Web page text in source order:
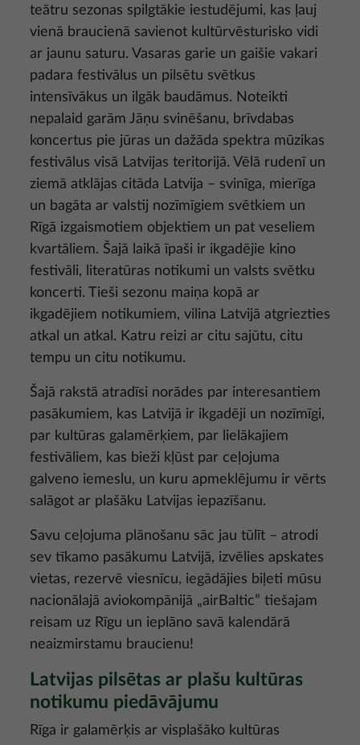
teātru sezonas spilgtākie iestudējumi, kas ļauj
vienā braucienā savienot kultūrvēsturisko vidi
ar jaunu saturu. Vasaras garie un gaišie vakari
padara festivālus un pilsētu svētkus
intensīvākus un ilgāk baudāmus. Noteikti
nepalaid garām Jāņu svinēšanu, brīvdabas
koncertus pie jūras un dažāda spektra mūzikas
festivālus visā Latvijas teritorijā. Vēlā rudenī un
ziemā atklājas citāda Latvija – svinīga, mierīga
un bagāta ar valstij nozīmīgiem svētkiem un
Rīgā izgaismotiem objektiem un pat veseliem
kvartāliem. Šajā laikā īpaši ir ikgadējie kino
festivāli, literatūras notikumi un valsts svētku
koncerti. Tieši sezonu maiņa kopā ar
ikgadējiem notikumiem, vilina Latvijā atgriezties
atkal un atkal. Katru reizi ar citu sajūtu, citu
tempu un citu notikumu.
Šajā rakstā atradīsi norādes par interesantiem
pasākumiem, kas Latvijā ir ikgadēji un nozīmīgi,
par kultūras galamērķiem, par lielākajiem
festivāliem, kas bieži kļūst par ceļojuma
galveno iemeslu, un kuru apmeklējumu ir vērts
salāgot ar plašāku Latvijas iepazīšanu.
Savu ceļojuma plānošanu sāc jau tūlīt – atrodi
sev tīkamo pasākumu Latvijā, izvēlies apskates
vietas, rezervē viesnīcu, iegādājies biļeti mūsu
nacionālajā aviokompānijā „airBaltic” tiešajam
reisam uz Rīgu un ieplāno savā kalendārā
neaizmirstamu braucienu!
Latvijas pilsētas ar plašu kultūras
notikumu piedāvājumu
Rīga ir galamērķis ar visplašāko kultūras